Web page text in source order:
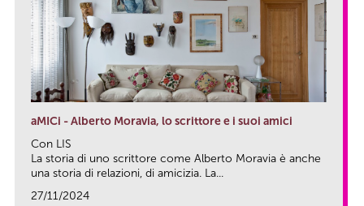
aMICi - Alberto Moravia, lo scrittore e i suoi amici
Con LIS
La storia di uno scrittore come Alberto Moravia è anche
una storia di relazioni, di amicizia. La...
27/11/2024